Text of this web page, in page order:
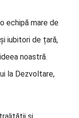
echipă mare de
iubitori de țară,
noastră.
la Dezvoltare,